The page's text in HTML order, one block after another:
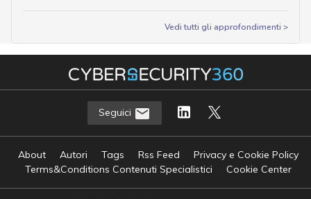
Vedi tutti gli approfondimenti >
Seguici
About Autori Tags Rss Feed
Privacy e Cookie Policy
Terms&Conditions Contenuti Specialistici
Cookie Center